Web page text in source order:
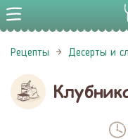
Рецепты Десерты и